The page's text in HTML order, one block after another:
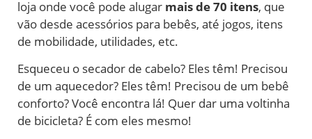
loja onde você pode alugar mais de 70 itens, que
vão desde acessórios para bebês, até jogos, itens
de mobilidade, utilidades, etc.
Esqueceu o secador de cabelo? Eles têm! Precisou
de um aquecedor? Eles têm! Precisou de um bebê
conforto? Você encontra lá! Quer dar uma voltinha
de bicicleta? É com eles mesmo!